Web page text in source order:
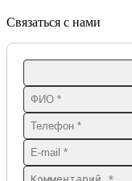
Связаться с нами